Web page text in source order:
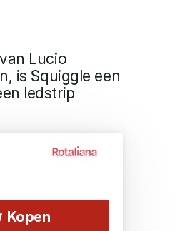
Lucio
is Squiggle een
ledstrip
Kopen